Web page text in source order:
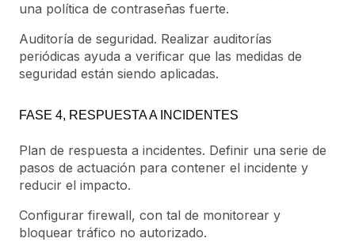
una política de contraseñas fuerte.
Auditoría de seguridad. Realizar auditorías
periódicas ayuda a verificar que las medidas de
seguridad están siendo aplicadas.
FASE 4, RESPUESTA A INCIDENTES
Plan de respuesta a incidentes. Definir una serie de
pasos de actuación para contener el incidente y
reducir el impacto.
Configurar firewall, con tal de monitorear y
bloquear tráfico no autorizado.